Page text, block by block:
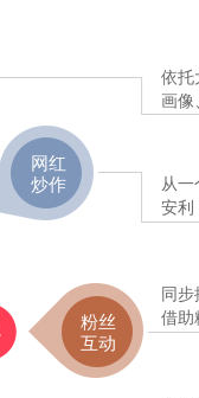
网红
炒作
粉丝
互动
依托
画像
从
安利
同
借助